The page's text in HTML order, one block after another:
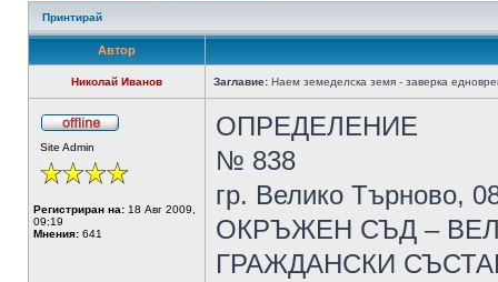
Принтирай
Автор
Николай Иванов Заглавие: Наем земеделска земя - заверка
Site Admin
Регистриран на: 18 Авг 2009,
09:19
Мнения: 641
ОПРЕДЕЛЕНИЕ
№ 838
гр. Велико Търново,
ОКРЪЖЕН СЪД –
ГРАЖДАНСКИ СЪСТАВ,